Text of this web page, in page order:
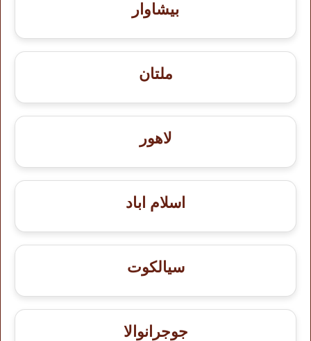
بيشاوار
ملتان
لاهور
اسلام اباد
سيالكوت
جوجرانوالا